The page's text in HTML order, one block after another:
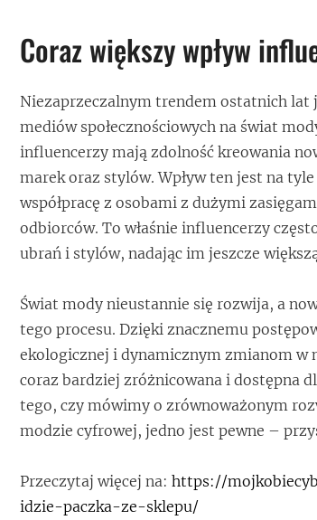
Coraz większy wpływ
Niezaprzeczalnym trendem ostatnich lat
mediów społecznościowych na świat
influencerzy mają zdolność kreowania
marek oraz stylów. Wpływ ten jest na
współpracę z osobami z dużymi
odbiorców. To właśnie influencerzy
ubrań i stylów, nadając im jeszcze
Świat mody nieustannie się rozwija, a
tego procesu. Dzięki znacznemu
ekologicznej i dynamicznym zmianom w
coraz bardziej zróżnicowana i dostępna
tego, czy mówimy o zrównoważonym
modzie cyfrowej, jedno jest pewne –
Przeczytaj więcej na: https://
idzie-paczka-ze-sklepu/